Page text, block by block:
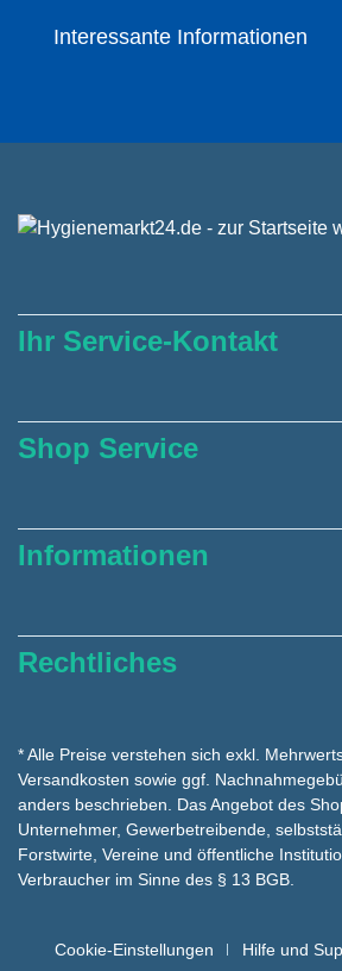
Interessante Informationen
Ihr Service-Kontakt
Shop Service
Informationen
Rechtliches
* Alle Preise verstehen sich exkl.
Versandkosten sowie ggf.
anders beschrieben. Das Angebot des
Unternehmer, Gewerbetreibende,
Forstwirte, Vereine und öffentliche
Verbraucher im Sinne des § 13 BGB.
Cookie-Einstellungen Hilfe und